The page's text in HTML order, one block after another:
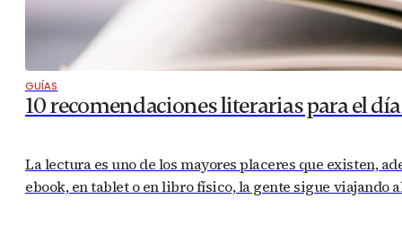
GUÍAS
10 recomendaciones literarias para el
La lectura es uno de los mayores placeres que existen,
ebook, en tablet o en libro físico, la gente sigue viajando